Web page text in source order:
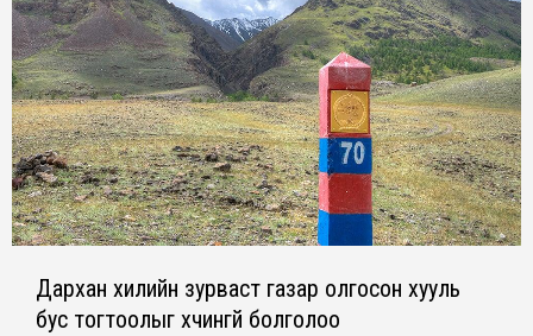
Дархан хилийн зурваст газар олгосон хууль
бус тогтоолыг хүчингүй болголоо